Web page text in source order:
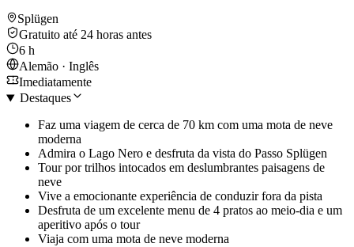
Splügen
Gratuito até 24 horas antes
6 h
Alemão · Inglês
Imediatamente
Destaques
Faz uma viagem de cerca de 70 km com uma mota de neve
moderna
Admira o Lago Nero e desfruta da vista do Passo Splügen
Tour por trilhos intocados em deslumbrantes paisagens de
neve
Vive a emocionante experiência de conduzir fora da pista
Desfruta de um excelente menu de 4 pratos ao meio-dia e um
aperitivo após o tour
Viaja com uma mota de neve moderna